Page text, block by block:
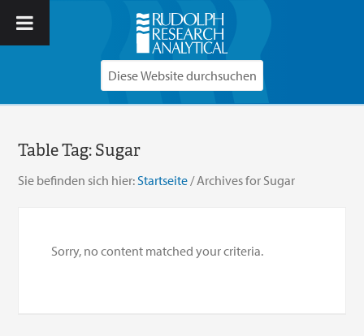
Table Tag:Sugar
Sie befinden sich hier: Startseite /Archives for Sugar
Sorry, no content matched your criteria.